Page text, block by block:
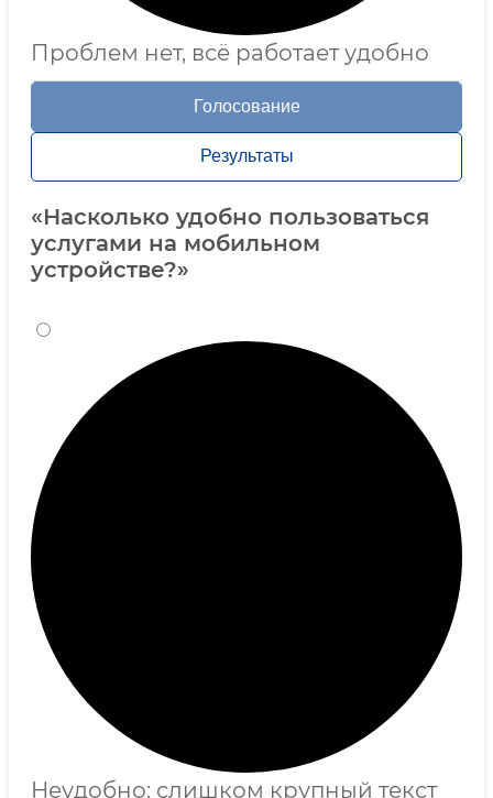
Проблем нет, всё работает удобно
Голосование
Результаты
«Насколько удобно пользоваться
услугами на мобильном
устройстве?»
Неудобно: слишком крупный текст